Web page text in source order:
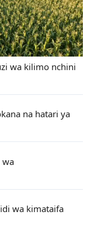
wa kilimo nchini
na hatari ya
wa kimataifa